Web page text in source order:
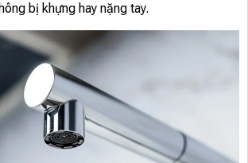
bị khựng hay nặng tay.